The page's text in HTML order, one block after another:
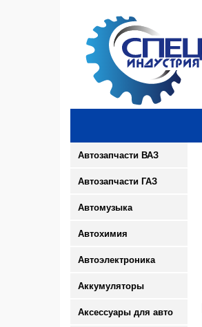
Автозапчасти ВАЗ
Автозапчасти ГАЗ
Автомузыка
Автохимия
Автоэлектроника
Аккумуляторы
Аксессуары для авто